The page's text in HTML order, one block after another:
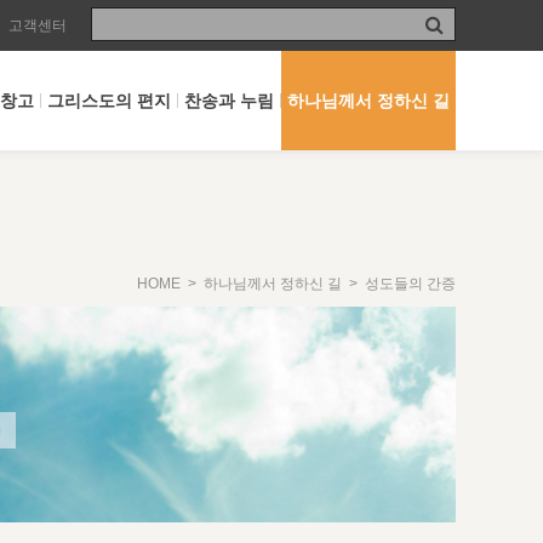
고객센터
고 그리스도의 편지 찬송과 누림 하나님께서 정하신 길
HOME > 하나님께서 정하신 길 > 성도들의 간증